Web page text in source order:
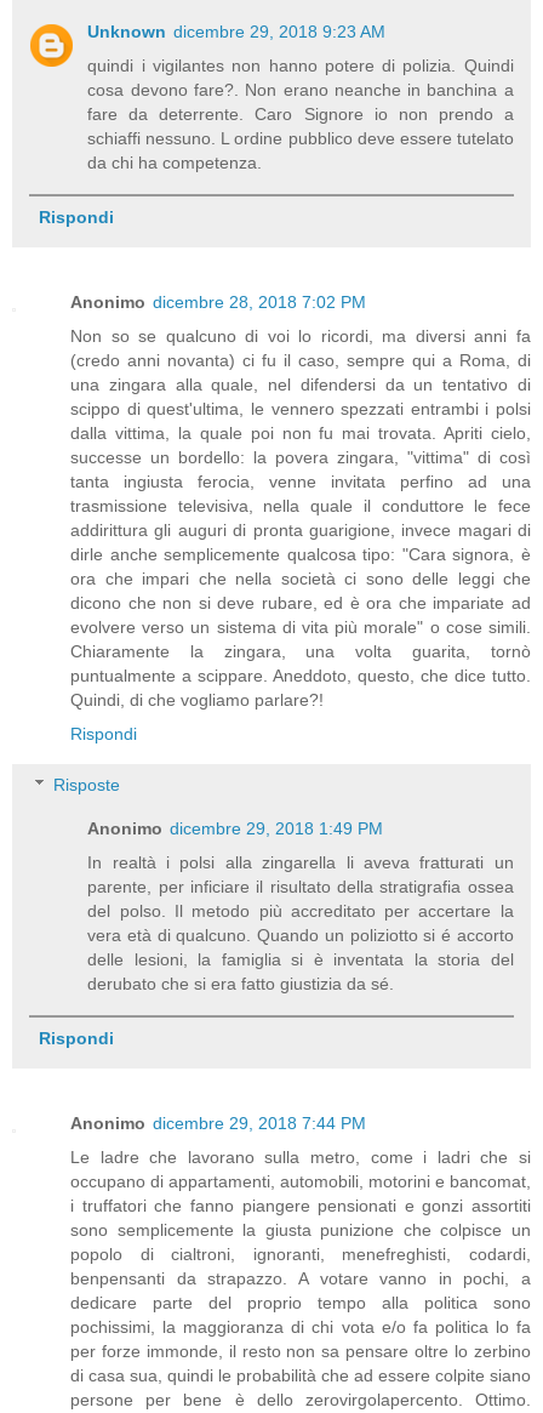
Unknown dicembre 29, 2018 9:23 AM
quindi i vigilantes non hanno potere di polizia. Quindi
cosa devono fare?. Non erano neanche in banchina a
fare da deterrente. Caro Signore io non prendo a
schiaffi nessuno. L ordine pubblico deve essere tutelato
da chi ha competenza.
Rispondi
Anonimo dicembre 28, 2018 7:02 PM
Non so se qualcuno di voi lo ricordi, ma diversi anni fa
(credo anni novanta) ci fu il caso, sempre qui a Roma, di
una zingara alla quale, nel difendersi da un tentativo di
scippo di quest'ultima, le vennero spezzati entrambi i polsi
dalla vittima, la quale poi non fu mai trovata. Apriti cielo,
successe un bordello: la povera zingara, "vittima" di così
tanta ingiusta ferocia, venne invitata perfino ad una
trasmissione televisiva, nella quale il conduttore le fece
addirittura gli auguri di pronta guarigione, invece magari di
dirle anche semplicemente qualcosa tipo: "Cara signora, è
ora che impari che nella società ci sono delle leggi che
dicono che non si deve rubare, ed è ora che impariate ad
evolvere verso un sistema di vita più morale" o cose simili.
Chiaramente la zingara, una volta guarita, tornò
puntualmente a scippare. Aneddoto, questo, che dice tutto.
Quindi, di che vogliamo parlare?!
Rispondi
Risposte
Anonimo dicembre 29, 2018 1:49 PM
In realtà i polsi alla zingarella li aveva fratturati un
parente, per inficiare il risultato della stratigrafia ossea
del polso. Il metodo più accreditato per accertare la
vera età di qualcuno. Quando un poliziotto si é accorto
delle lesioni, la famiglia si è inventata la storia del
derubato che si era fatto giustizia da sé.
Rispondi
Anonimo dicembre 29, 2018 7:44 PM
Le ladre che lavorano sulla metro, come i ladri che si
occupano di appartamenti, automobili, motorini e bancomat,
i truffatori che fanno piangere pensionati e gonzi assortiti
sono semplicemente la giusta punizione che colpisce un
popolo di cialtroni, ignoranti, menefreghisti, codardi,
benpensanti da strapazzo. A votare vanno in pochi, a
dedicare parte del proprio tempo alla politica sono
pochissimi, la maggioranza di chi vota e/o fa politica lo fa
per forze immonde, il resto non sa pensare oltre lo zerbino
di casa sua, quindi le probabilità che ad essere colpite siano
persone per bene è dello zerovirgolapercento. Ottimo.